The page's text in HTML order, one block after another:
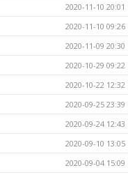
2020-11-10 20:01
2020-11-10 09:26
2020-11-09 20:30
2020-10-29 09:22
2020-10-22 12:32
2020-09-25 23:39
2020-09-24 12:43
2020-09-10 13:05
2020-09-04 15:09